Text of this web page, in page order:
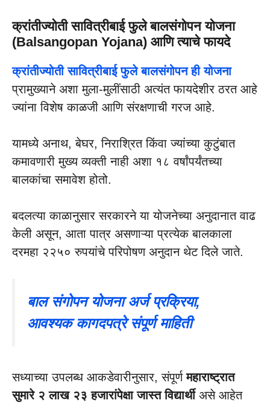
क्रांतीज्योती सावित्रीबाई फुले बालसंगोपन योजना
(Balsangopan Yojana) आणि त्याचे फायदे
क्रांतीज्योती सावित्रीबाई फुले बालसंगोपन ही योजना
प्रामुख्याने अशा मुला-मुलींसाठी अत्यंत फायदेशीर ठरत आहे
ज्यांना विशेष काळजी आणि संरक्षणाची गरज आहे.
यामध्ये अनाथ, बेघर, निराश्रित किंवा ज्यांच्या कुटुंबात
कमावणारी मुख्य व्यक्ती नाही अशा १८ वर्षांपर्यंतच्या
बालकांचा समावेश होतो.
बदलत्या काळानुसार सरकारने या योजनेच्या अनुदानात वाढ
केली असून, आता पात्र असणाऱ्या प्रत्येक बालकाला
दरमहा २२५० रुपयांचे परिपोषण अनुदान थेट दिले जाते.
बाल संगोपन योजना अर्ज प्रक्रिया,
आवश्यक कागदपत्रे संपूर्ण माहिती
सध्याच्या उपलब्ध आकडेवारीनुसार, संपूर्णमहाराष्ट्रात
सुमारे २ लाख २३ हजारांपेक्षा जास्त विद्यार्थीअसे आहेत